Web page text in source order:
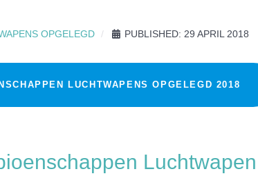
OPGELEGD PUBLISHED: 29 APRIL 2018
LUCHTWAPENS OPGELEGD 2018
Luchtwapen